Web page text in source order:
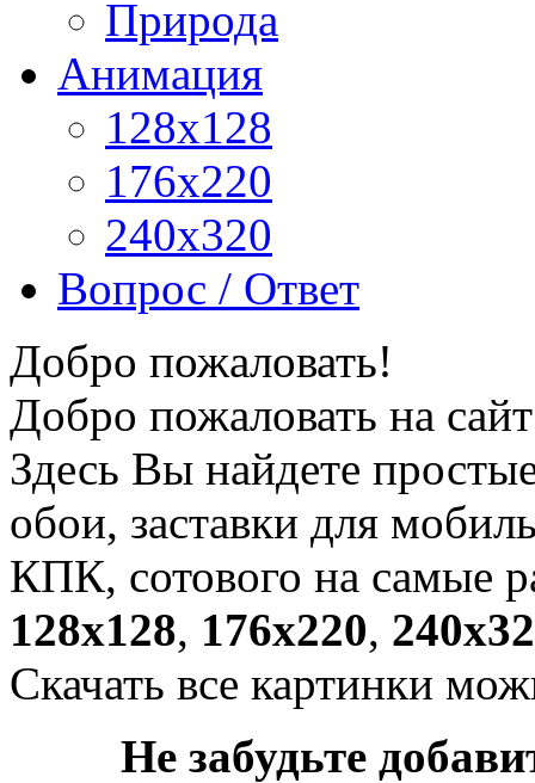
Природа
Анимация
128x128
176x220
240x320
Вопрос / Ответ
Добро пожаловать!
Добро пожаловать на
Здесь Вы найдете
обои, заставки для
КПК, сотового на самые
128х128, 176х220,
Скачать все картинки
Не забудьте